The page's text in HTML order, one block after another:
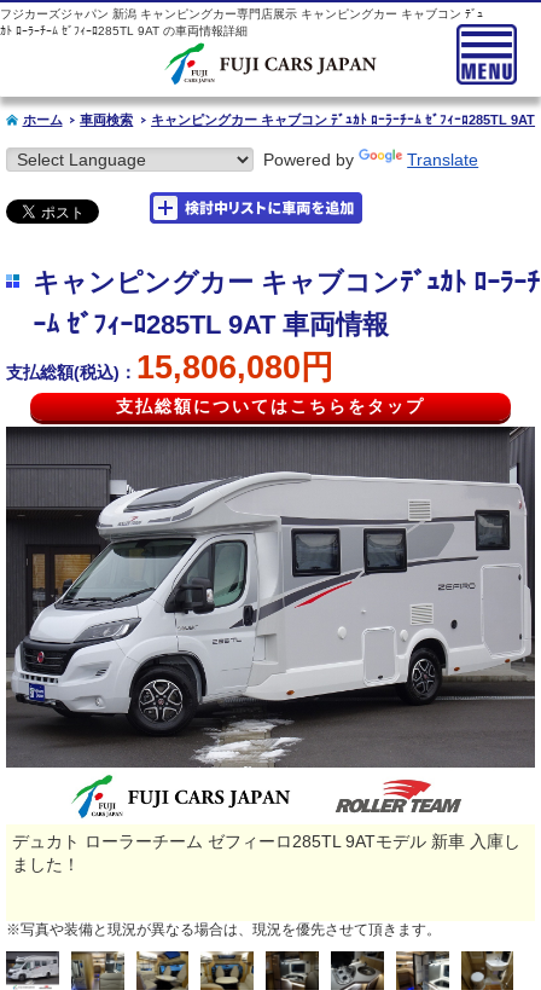
フジカーズジャパン 新潟 キャンピングカー専門店展示 キャンピングカー キャブコン ﾃﾞｭ
ｶﾄ ﾛｰﾗｰﾁｰﾑ ｾﾞﾌｨｰﾛ285TL 9AT の車両情報詳細
ホーム 車両検索 キャンピングカー キャブコン ﾃﾞｭｶﾄ ﾛｰﾗｰﾁｰﾑ ｾﾞﾌｨｰﾛ285TL 9AT
Powered by Translate
キャンピングカー キャブコンﾃﾞｭｶﾄ ﾛｰﾗｰﾁ
ｰﾑ ｾﾞﾌｨｰﾛ285TL 9AT 車両情報
支払総額(税込)： 15,806,080円
支払総額についてはこちらをタップ
デュカト ローラーチーム ゼフィーロ285TL 9ATモデル 新車 入庫し
ました！
※写真や装備と現況が異なる場合は、現況を優先させて頂きます。